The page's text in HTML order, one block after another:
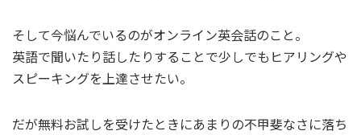
そして今悩んでいるのがオンライン英会話のこと。
英語で聞いたり話したりすることで少しでもヒアリングや
スピーキングを上達させたい。
だが無料お試しを受けたときにあまりの不甲斐なさに落ち